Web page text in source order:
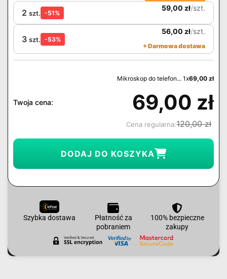
2 szt. -51%
59,00 zł/szt.
3 szt. -53%
56,00 zł/szt.
+ Darmowa dostawa
Mikroskop do telefon... 1x69,00 zł
Twoja cena: 69,00 zł
Cena regularna:120,00zł
DODAJ DO KOSZYKA
Szybka dostawa
Płatność za
pobraniem
100% bezpieczne
zakupy